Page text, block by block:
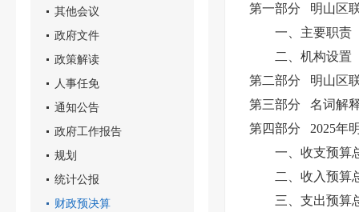
其他会议
政府文件
政策解读
人事任免
通知公告
政府工作报告
规划
统计公报
财政预决算
第一部分 明山区
一、主要职责
二、机构设置
第二部分 明山区
第三部分 名词解
第四部分 2025年
一、收支预算
二、收入预算
三、支出预算